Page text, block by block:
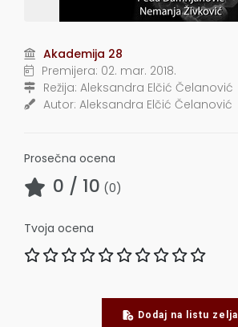
Akademija 28
Premijera: 02. mar. 2018.
Režija: Aleksandra Elčić Čelanović
Autor: Aleksandra Elčić Čelanović
Prosečna ocena
0 / 10 (0)
Tvoja ocena
Dodaj na listu zelja